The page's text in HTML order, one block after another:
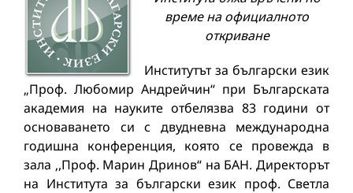
време на официалното
откриване
Институтът за български език
„Проф. Любомир Андрейчин“ при Българската
академия на науките отбелязва 83 години от
основаването си с двудневна международна
годишна конференция, която се провежда в
зала ‚,Проф. Марин Дринов“ на БАН. Директорът
на Института за български език проф. Светла